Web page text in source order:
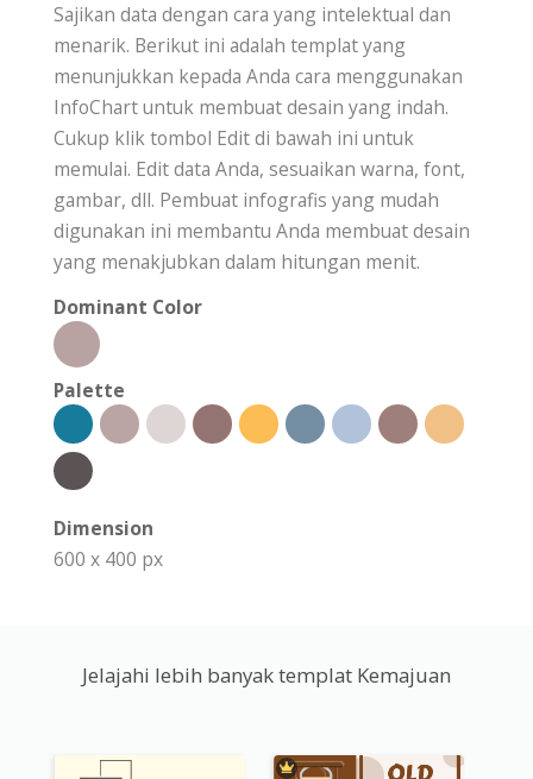
Sajikan data dengan cara yang intelektual dan
menarik. Berikut ini adalah templat yang
menunjukkan kepada Anda cara menggunakan
InfoChart untuk membuat desain yang indah.
Cukup klik tombol Edit di bawah ini untuk
memulai. Edit data Anda, sesuaikan warna, font,
gambar, dll. Pembuat infografis yang mudah
digunakan ini membantu Anda membuat desain
yang menakjubkan dalam hitungan menit.
Dominant Color
Palette
Dimension
600 x 400 px
Jelajahi lebih banyak templat Kemajuan